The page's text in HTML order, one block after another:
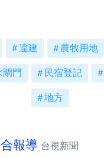
違建 農牧用地
閘門 民宿登記
地方
報導 台視新聞